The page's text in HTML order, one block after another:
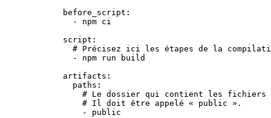
before_script :
- npm ci
script :
# Précisez ici les étapes de la
- npm run build
artifacts :
paths :
# Le dossier qui contient les fichiers
# Il doit être appelé « public ».
- public